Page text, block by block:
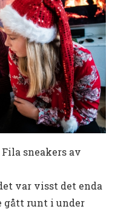
sneakers av
var visst det enda
gått runt i under